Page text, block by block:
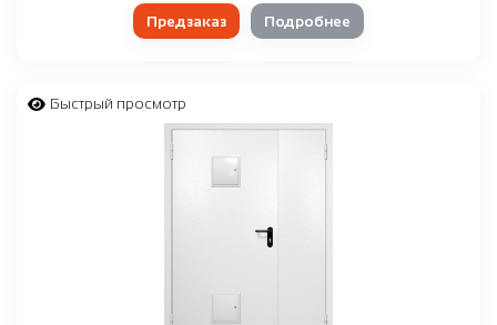
Предзаказ Подробнее
Быстрый просмотр